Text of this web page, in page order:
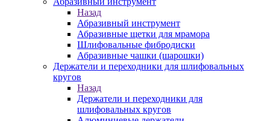
Назад
Абразивный инструмент
Абразивные щетки для мрамора
Шлифовальные фибродиски
Абразивные чашки (шарошки)
Держатели и переходники для шлифовальных
кругов
Назад
Держатели и переходники для
шлифовальных кругов